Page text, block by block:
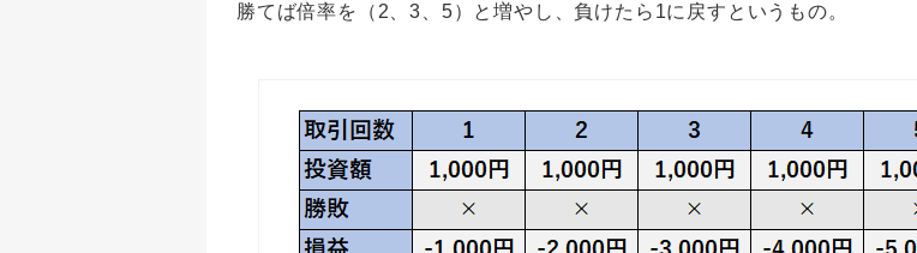
勝てば倍率を（2、3、5）と増やし、負けたら1に戻すというもの。